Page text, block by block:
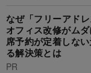
なぜ「フリーアド
オフィス改修がム
席予約が定着しな
る解決策とは
PR